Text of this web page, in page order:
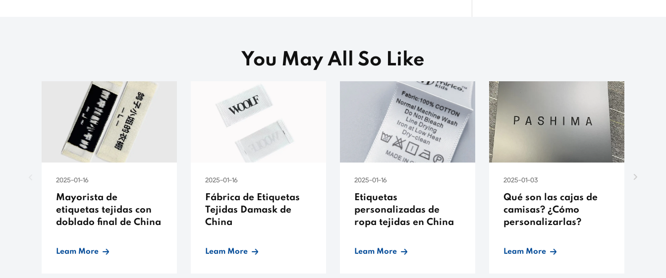
You May All So Like
2025-01-16
Mayorista de
etiquetas tejidas con
doblado final de China
Leam More
2025-01-16
Fábrica de Etiquetas
Tejidas Damask de
China
Leam More
2025-01-16
Etiquetas
personalizadas de
ropa tejidas en China
Leam More
2025-01-03
Qué son las cajas de
camisas? ¿Cómo
personalizarlas?
Leam More